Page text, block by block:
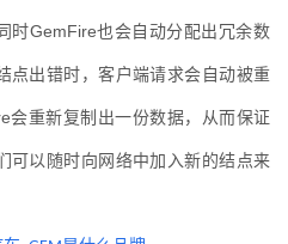
时GemFire也会自动分配出冗余数
点出错时，客户端请求会自动被重
会重新复制出一份数据，从而保证
可以随时向网络中加入新的结点来